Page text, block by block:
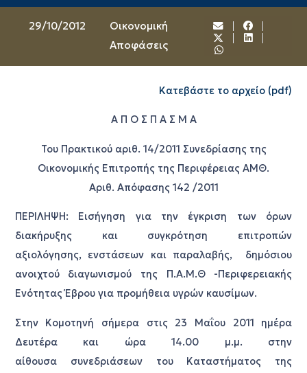
29/10/2012
Oικονομική
Αποφάσεις
Κατεβάστε το αρχείο (pdf)
Α Π Ο Σ Π Α Σ Μ Α
Του Πρακτικού αριθ. 14/2011 Συνεδρίασης της
Οικονομικής Επιτροπής της Περιφέρειας ΑΜΘ.
Αριθ. Απόφασης 142 /2011
ΠΕΡΙΛΗΨΗ: Εισήγηση για την έγκριση των όρων
διακήρυξης και συγκρότηση επιτροπών
αξιολόγησης, ενστάσεων και παραλαβής, δημόσιου
ανοιχτού διαγωνισμού της Π.Α.Μ.Θ -Περιφερειακής
Ενότητας Έβρου για προμήθεια υγρών καυσίμων.
Στην Κομοτηνή σήμερα στις 23 Μαΐου 2011 ημέρα
Δευτέρα και ώρα 14.00 μ.μ. στην
αίθουσα συνεδριάσεων του Καταστήματος της